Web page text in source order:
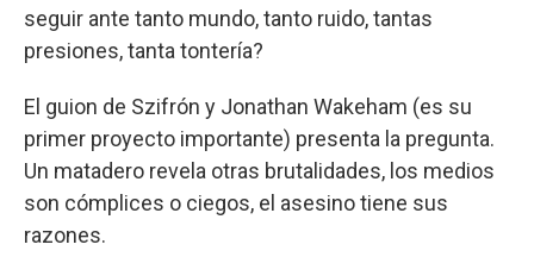
seguir ante tanto mundo, tanto ruido, tantas
presiones, tanta tontería?
El guion de Szifrón y Jonathan Wakeham (es su
primer proyecto importante) presenta la pregunta.
Un matadero revela otras brutalidades, los medios
son cómplices o ciegos, el asesino tiene sus
razones.